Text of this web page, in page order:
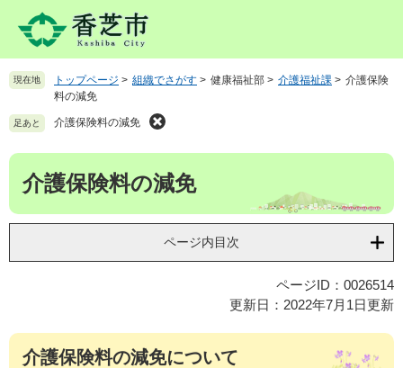
先
。
を
て
へ
現在地 トップページ > 組織でさがす > 健康福祉部 > 介護福祉課 > 介護保険
料の減免
足あと 介護保険料の減免
本
介護保険料の減免
ページ内目次
ページID：0026514
更新日：2022年7月1日更新
介護保険料の減免について